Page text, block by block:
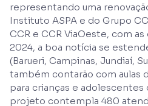
representando uma
Instituto ASPA e do Grupo
CCR e CCR ViaOeste, com
2024, a boa notícia se
(Barueri, Campinas, Jundiaí,
também contarão com aulas
para crianças e adolescentes
projeto contempla 480